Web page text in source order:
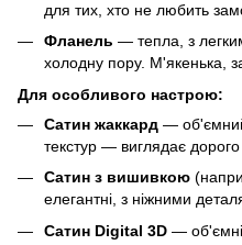
для тих, хто не любить
Фланель — тепла, з
холодну пору. М'якенька,
Для особливого настрою:
Сатин жаккард — об'ємний
текстур — виглядає дорого
Сатин з вишивкою
елегантні, з ніжними
Сатин Digital 3D —